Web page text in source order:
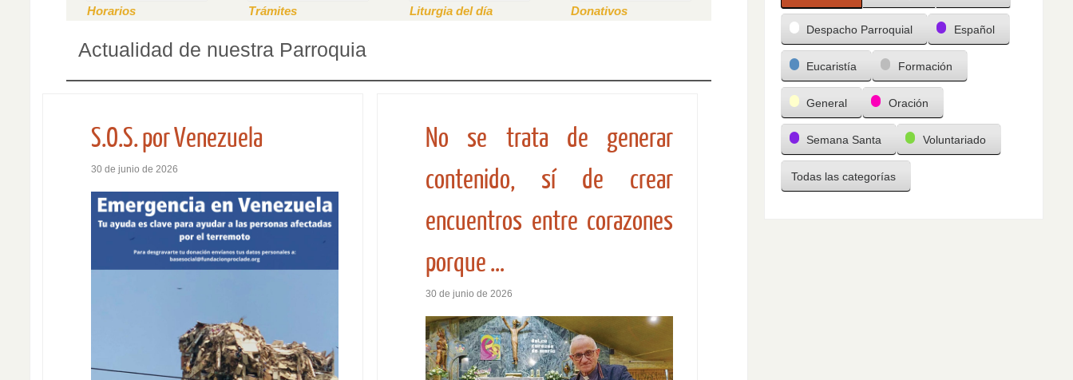
Horarios Trámites Liturgia del día Donativos
Actualidad de nuestra Parroquia
S.O.S. por Venezuela
30 de junio de 2026
No se trata de generar
contenido, sí de crear
encuentros entre corazones
porque …
30 de junio de 2026
Despacho Parroquial Español
Eucaristía Formación
General Oración
Semana Santa Voluntariado
Todas las categorías